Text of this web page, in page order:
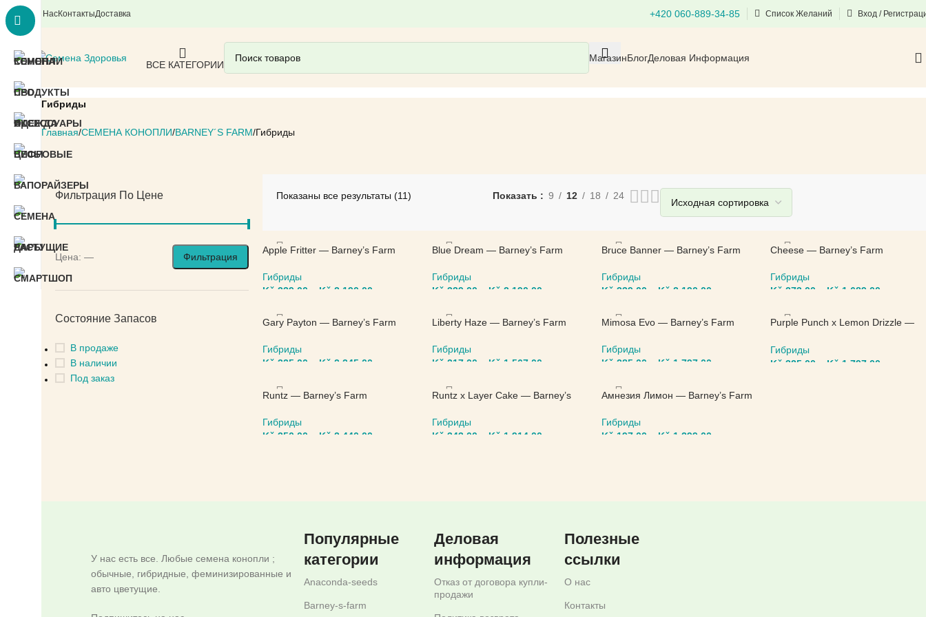
О НасКонтактыДоставка +420 060-889-34-85 Список Желаний Вход /
ВСЕ КАТЕГОРИИ
МагазинБлогДеловая Информация
Гибриды
Главная СЕМЕНА КОНОПЛИ BARNEY´S FARM Гибриды
Фильтрация По Цене
Фильтрация
Цена: —
Состояние Запасов
В продаже
В наличии
Под заказ
Показаны все результаты (11) Показать 9 12 18 24
Apple Fritter — Barney’s Farm
Гибриды
Kč 339,00 Kč 2.190,00
Blue Dream — Barney’s Farm
Гибриды
Kč 339,00 Kč 2.190,00
Bruce Banner — Barney’s Farm
Гибриды
Kč 339,00 Kč 2.190,00
Cheese — Barney’s Farm
Гибриды
Kč 273,00 Kč 1.689,00
Gary Payton — Barney’s Farm
Гибриды
Kč 325,00 Kč 2.245,00
Liberty Haze — Barney’s Farm
Гибриды
Kč 217,00 Kč 1.567,00
Mimosa Evo — Barney’s Farm
Гибриды
Kč 285,00 Kč 1.797,00
Purple Punch x Lemon Drizzle —
Гибриды
Kč 325,00 Kč 1.797,00
Runtz — Barney’s Farm
Гибриды
Kč 350,00 Kč 2.440,00
Runtz x Layer Cake — Barney’s
Гибриды
Kč 343,00 Kč 1.914,00
Амнезия Лимон — Barney’s Farm
Гибриды
Kč 197,00 Kč 1.299,00
У нас есть все. Любые семена конопли ;
обычные, гибридные, феминизированные и
авто цветущие.
Популярные
категории
Anaconda-seeds
Barney-s-farm
Деловая
информация
Отказ от договора купли-
продажи
Полезные
ссылки
О нас
Контакты